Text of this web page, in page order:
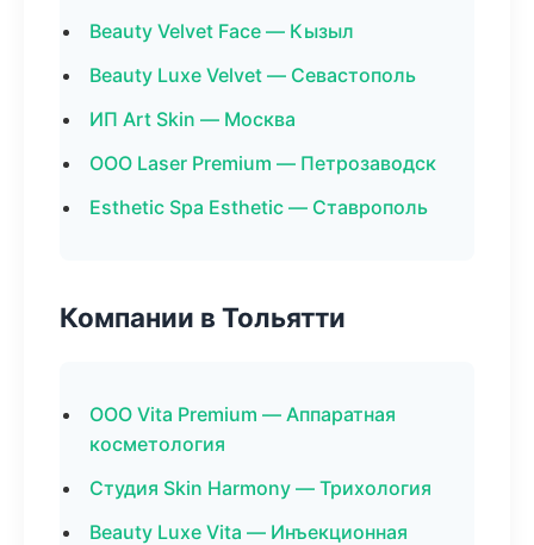
Beauty Velvet Face — Кызыл
Beauty Luxe Velvet — Севастополь
ИП Art Skin — Москва
ООО Laser Premium — Петрозаводск
Esthetic Spa Esthetic — Ставрополь
Компании в Тольятти
ООО Vita Premium — Аппаратная
косметология
Студия Skin Harmony — Трихология
Beauty Luxe Vita — Инъекционная